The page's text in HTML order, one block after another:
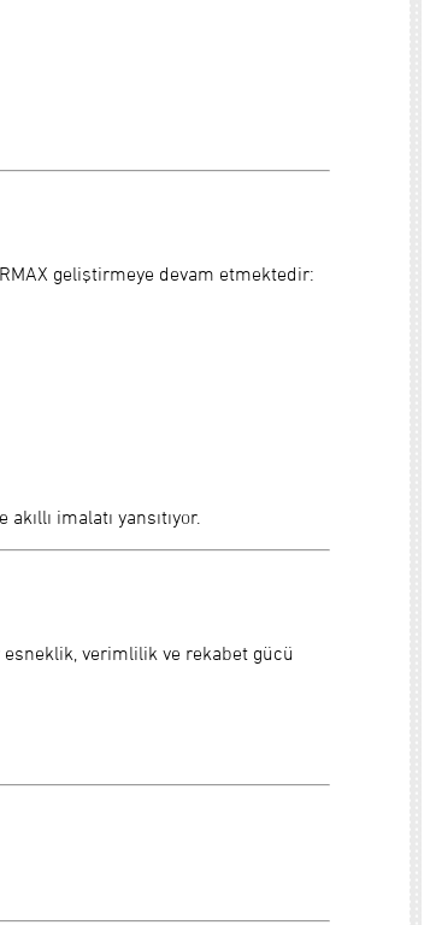
geliştirmeye devam etmektedir:
imalatı yansıtıyor.
verimlilik ve rekabet gücü